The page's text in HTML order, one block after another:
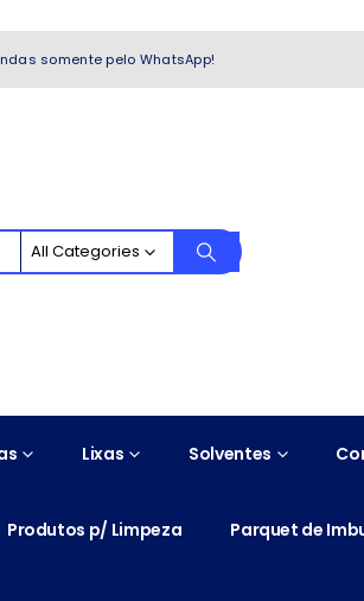
somente pelo WhatsApp!
All Categories
Lixas Solventes
Produtos p/ Limpeza Parquet de